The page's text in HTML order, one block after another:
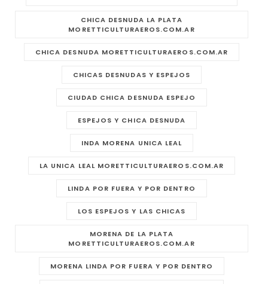
CHICA DESNUDA LA PLATA
MORETTICULTURAEROS.COM.AR
CHICA DESNUDA MORETTICULTURAEROS.COM.AR
CHICAS DESNUDAS Y ESPEJOS
CIUDAD CHICA DESNUDA ESPEJO
ESPEJOS Y CHICA DESNUDA
INDA MORENA UNICA LEAL
LA UNICA LEAL MORETTICULTURAEROS.COM.AR
LINDA POR FUERA Y POR DENTRO
LOS ESPEJOS Y LAS CHICAS
MORENA DE LA PLATA
MORETTICULTURAEROS.COM.AR
MORENA LINDA POR FUERA Y POR DENTRO